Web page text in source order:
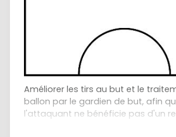
Améliorer les tirs au but et le
ballon par le gardien de but, afin
l'attaquant ne bénéficie pas d'un